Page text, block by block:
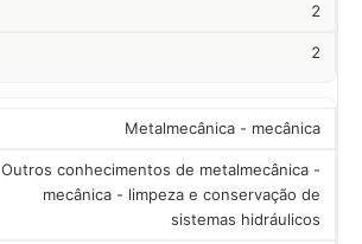
2
2
Metalmecânica - mecânica
Outros conhecimentos de metalmecânica -
mecânica - limpeza e conservação de
sistemas hidráulicos